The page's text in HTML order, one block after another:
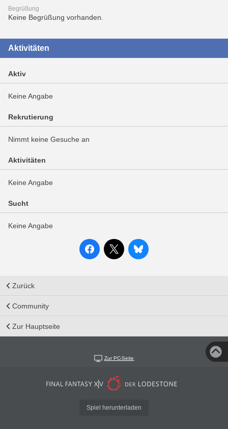
Begrüßung
Keine Begrüßung vorhanden.
Aktivitäten
Aktiv
Keine Angabe
Rekrutierung
Nimmt keine Gesuche an
Aktivitäten
Keine Angabe
Sucht
Keine Angabe
Zurück
Community
Zur Hauptseite
Zur PC-Seite
Spiel herunterladen